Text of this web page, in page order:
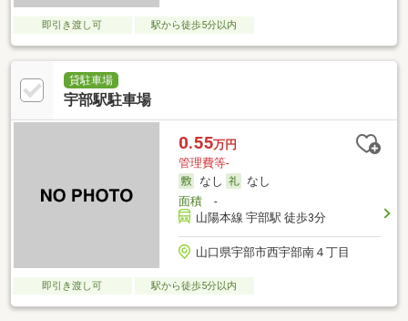
即引き渡し可 駅から徒歩5分以内
貸駐車場
宇部駅駐車場
0.55万円
管理費等-
なし
なし
面積-
山陽本線 宇部駅 徒歩3分
山口県宇部市西宇部南４丁目
即引き渡し可 駅から徒歩5分以内